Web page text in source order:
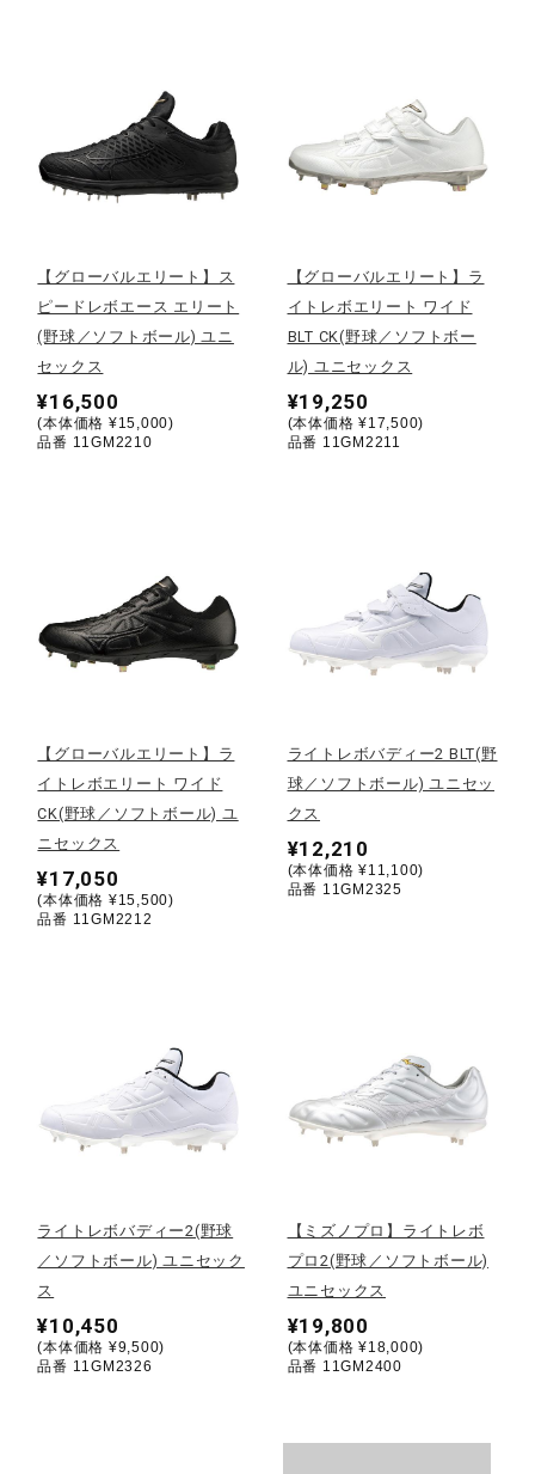
柔道
ワーキング
ウォーキングシューズ
インナー
寝具／ミズノスリープ
アウトドア／レイン
サポーター
メディカル
その他
【グローバルエリート】ス
ピードレボエース エリート
(野球／ソフトボール) ユニ
セックス
¥16,500
(本体価格 ¥15,000)
品番 11GM2210
【グローバルエリート】ラ
イトレボエリート ワイド
BLT CK(野球／ソフトボー
ル) ユニセックス
¥19,250
(本体価格 ¥17,500)
品番 11GM2211
【グローバルエリート】ラ
イトレボエリート ワイド
CK(野球／ソフトボール) ユ
ニセックス
¥17,050
(本体価格 ¥15,500)
品番 11GM2212
ライトレボバディー2 BLT(野
球／ソフトボール) ユニセッ
クス
¥12,210
(本体価格 ¥11,100)
品番 11GM2325
ライトレボバディー2(野球
／ソフトボール) ユニセック
ス
¥10,450
(本体価格 ¥9,500)
品番 11GM2326
【ミズノプロ】ライトレボ
プロ2(野球／ソフトボール)
ユニセックス
¥19,800
(本体価格 ¥18,000)
品番 11GM2400